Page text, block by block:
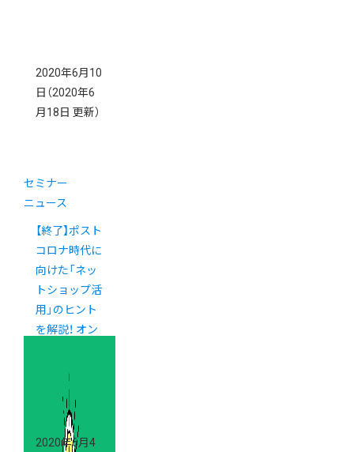
2020年6月10
日 （2020年6
月18日 更新）
セミナー
ニュース
【終了】ポスト
コロナ時代に
向けた「ネッ
トショップ活
用」のヒント
を解説！ オン
2020年6月4